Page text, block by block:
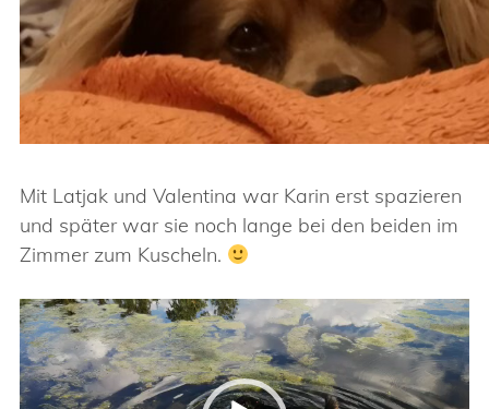
Mit Latjak und Valentina war Karin erst spazieren
und später war sie noch lange bei den beiden im
Zimmer zum Kuscheln.
Video-
Player